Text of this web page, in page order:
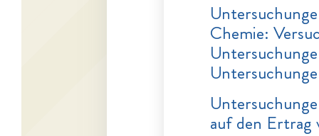
Chemie:
auf den Ertrag